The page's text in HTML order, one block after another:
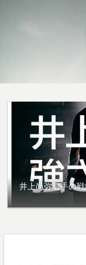
井上尚弥選手の